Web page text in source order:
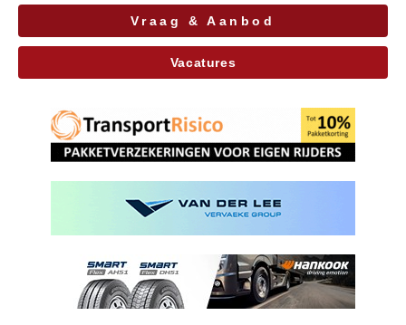
Vraag & Aanbod
Vacatures